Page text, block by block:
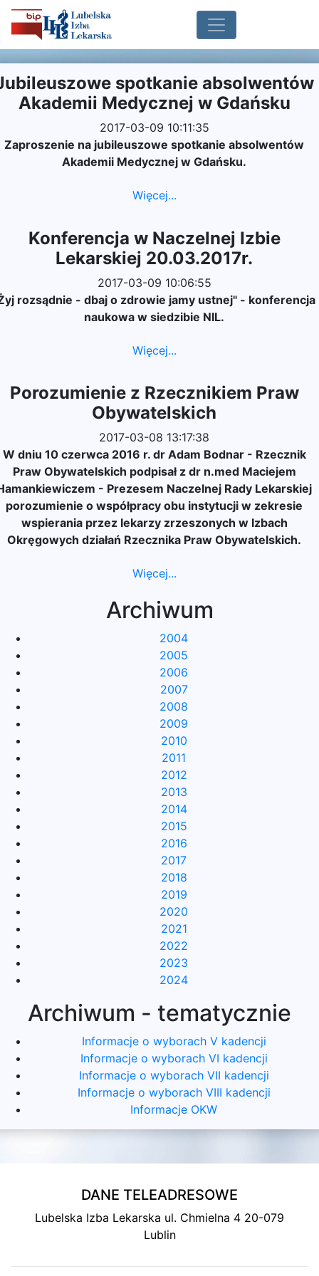
spotkanie absolwentów
Akademii Medycznej w Gdańsku
2017-03-09 10:11:35
Zaproszenie na jubileuszowe spotkanie absolwentów
Akademii Medycznej w Gdańsku.
Więcej...
Konferencja w Naczelnej Izbie
Lekarskiej 20.03.2017r.
2017-03-09 10:06:55
rozsądnie - dbaj o zdrowie jamy ustnej" - konferencja
naukowa w siedzibie NIL.
Więcej...
Porozumienie z Rzecznikiem Praw
Obywatelskich
2017-03-08 13:17:38
W dniu 10 czerwca 2016 r. dr Adam Bodnar - Rzecznik
Praw Obywatelskich podpisał z dr n.med Maciejem
- Prezesem Naczelnej Rady Lekarskiej
porozumienie o współpracy obu instytucji w zekresie
wspierania przez lekarzy zrzeszonych w Izbach
Okręgowych działań Rzecznika Praw Obywatelskich.
Więcej...
Archiwum
2004
2005
2006
2007
2008
2009
2010
2011
2012
2013
2014
2015
2016
2017
2018
2019
2020
2021
2022
2023
2024
Archiwum - tematycznie
Informacje o wyborach V kadencji
Informacje o wyborach VI kadencji
Informacje o wyborach VII kadencji
Informacje o wyborach VIII kadencji
Informacje OKW
DANE TELEADRESOWE
Lubelska Izba Lekarska ul. Chmielna 4 20-079
Lublin